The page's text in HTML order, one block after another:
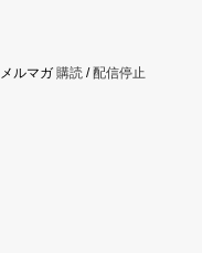
メルマガ 購読 /配信停止